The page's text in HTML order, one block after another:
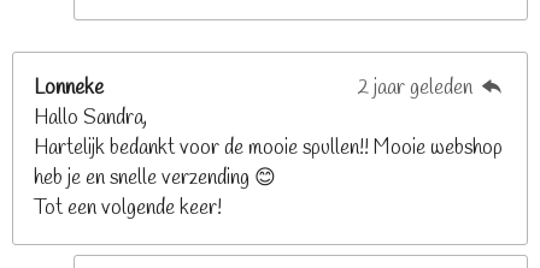
Lonneke
2 jaar geleden
Hallo Sandra,
Hartelijk bedankt voor de mooie spullen!! Mooie webshop
heb je en snelle verzending 😊
Tot een volgende keer!